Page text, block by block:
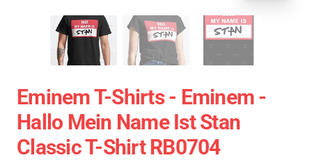
Eminem T-Shirts - Eminem -
Hallo Mein Name Ist Stan
Classic T-Shirt RB0704